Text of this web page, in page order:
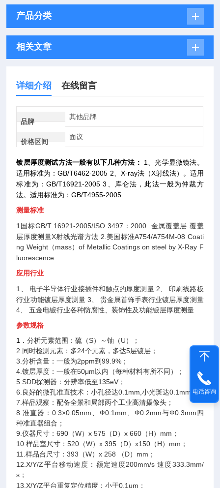
产品分类
相关文章
详细介绍 在线留言
品牌
其他品牌
价格区间
面议
镀层厚度测试方法一般有以下几种方法： 1
、光学显微镜法。
适用标准为：GB/T6462-2005 2 、X-ray法（X射线法）。适用
标准为：GB/T16921-2005 3 、库仑法，此法一般为仲裁方
法。适用标准为：GB/T4955-2005
测量标准
1 国标GB/T 16921-2005/ISO 3497：2000
金属覆盖层 覆盖
层厚度测量X射线光谱方法 2. 美国标准A754/A754M-08 Coati
ng Weight（mass）of Metallic Coatings on steel by X-Ray F
luorescence
应用行业
1、 电子半导体行业接插件和触点的厚度测量 2、 印刷线路板
行业功能镀层厚度测量 3、贵金属首饰手表行业镀层厚度测量
4、五金电镀行业各种防腐性、装饰性及功能镀层厚度测量
参数规格
1 ．分析元素范围：硫（S）～铀（U）；
2.同时检测元素：多24个元素，多达5层镀层；
3.分析含量：一般为2ppm到99.9%；
4.镀层厚度：一般在50μm以内（每种材料有所不同）；
5.SDD探测器：分辨率低至135eV；
6.良好的微孔准直技术：小孔径达0.1mm,小光斑达0.1mm；
7.样品观察：配备全景和局部两个工业高清摄像头；
8.准直器：0.3×0.05mm、Ф0.1mm、Ф0.2mm与Ф0.3mm四
种准直器组合；
9.仪器尺寸：690（W）x 575（D）x 660（H）mm；
10.样品室尺寸：520（W）x 395（D）x150（H）mm；
11.样品台尺寸：393（W）x 258 （D）mm；
12.X/Y/Z平台移动速度：额定速度200mm/s 速度333.3mm/
s；
13.X/Y/Z平台重复定位精度：小于0.1um；
电话咨询